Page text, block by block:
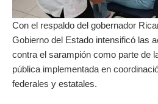
Con el respaldo del gobernador
Gobierno del Estado intensificó las
contra el sarampión como parte de
pública implementada en
federales y estatales.